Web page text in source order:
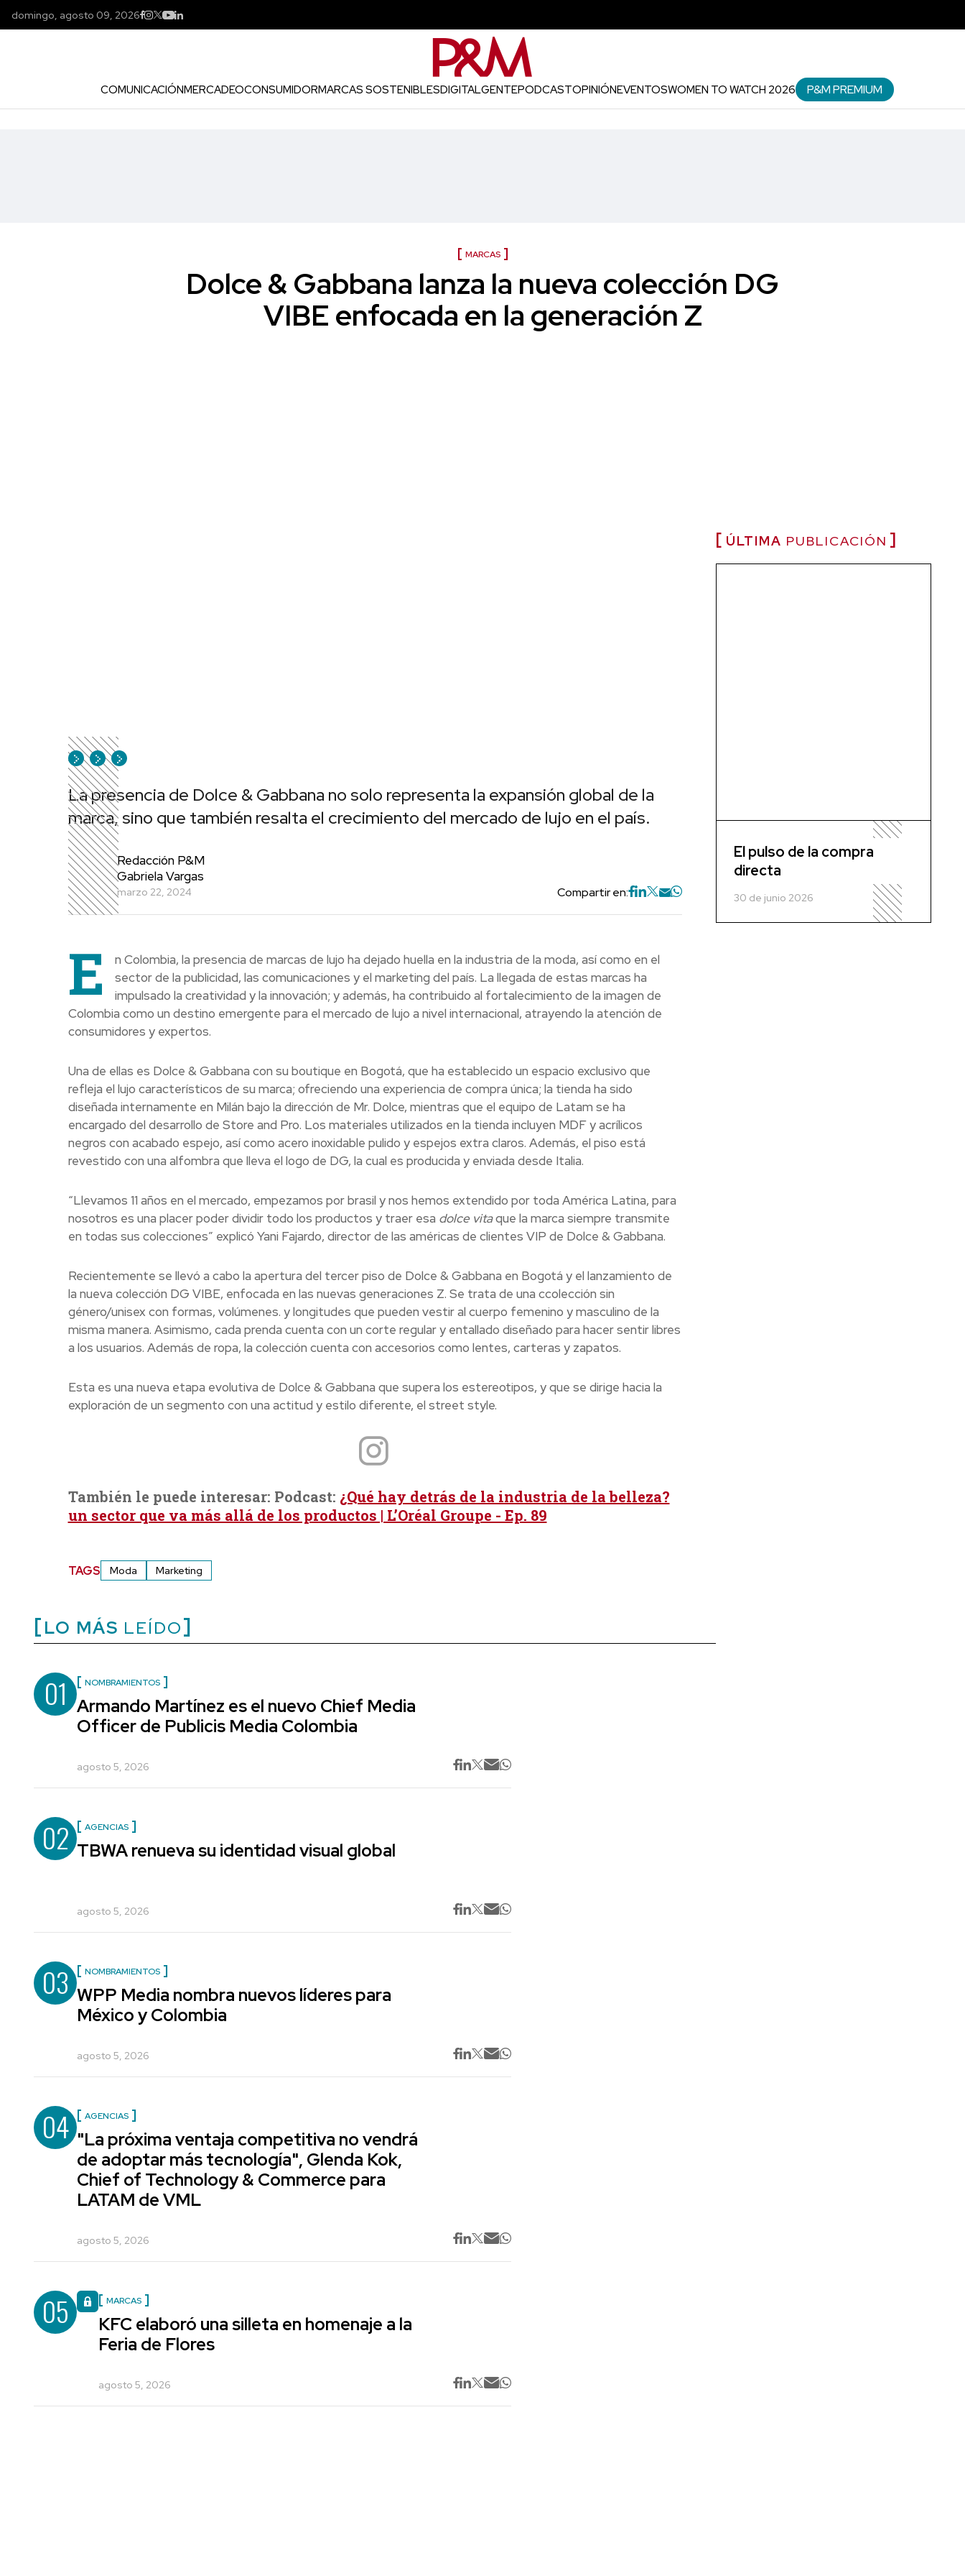
domingo, agosto 09, 2026
COMUNICACIÓNMERCADEOCONSUMIDORMARCAS SOSTENIBLESDIGITALGENTEPODCASTOPINIÓNEVENTOSWOMEN TO WATCH 2026 P&M PREMIUM
MARCAS
Dolce & Gabbana lanza la nueva colección DG
VIBE enfocada en la generación Z
La presencia de Dolce & Gabbana no solo representa la expansión global de la
marca, sino que también resalta el crecimiento del mercado de lujo en el país.
Redacción P&M
Gabriela Vargas
marzo 22, 2024 Compartir en:
E
n Colombia, la presencia de marcas de lujo ha dejado huella en la industria de la moda, así como en el
sector de la publicidad, las comunicaciones y el marketing del país. La llegada de estas marcas ha
impulsado la creatividad y la innovación; y además, ha contribuido al fortalecimiento de la imagen de
Colombia como un destino emergente para el mercado de lujo a nivel internacional, atrayendo la atención de
consumidores y expertos.
Una de ellas es Dolce & Gabbana con su boutique en Bogotá, que ha establecido un espacio exclusivo que
refleja el lujo característicos de su marca; ofreciendo una experiencia de compra única; la tienda ha sido
diseñada internamente en Milán bajo la dirección de Mr. Dolce, mientras que el equipo de Latam se ha
encargado del desarrollo de Store and Pro. Los materiales utilizados en la tienda incluyen MDF y acrílicos
negros con acabado espejo, así como acero inoxidable pulido y espejos extra claros. Además, el piso está
revestido con una alfombra que lleva el logo de DG, la cual es producida y enviada desde Italia.
“Llevamos 11 años en el mercado, empezamos por brasil y nos hemos extendido por toda América Latina, para
nosotros es una placer poder dividir todo los productos y traer esa dolce vitaque la marca siempre transmite
en todas sus colecciones” explicó Yani Fajardo, director de las américas de clientes VIP de Dolce & Gabbana.
Recientemente se llevó a cabo la apertura del tercer piso de Dolce & Gabbana en Bogotá y el lanzamiento de
la nueva colección DG VIBE, enfocada en las nuevas generaciones Z. Se trata de una ccolección sin
género/unisex con formas, volúmenes. y longitudes que pueden vestir al cuerpo femenino y masculino de la
misma manera. Asimismo, cada prenda cuenta con un corte regular y entallado diseñado para hacer sentir libres
a los usuarios. Además de ropa, la colección cuenta con accesorios como lentes, carteras y zapatos.
Esta es una nueva etapa evolutiva de Dolce & Gabbana que supera los estereotipos, y que se dirige hacia la
exploración de un segmento con una actitud y estilo diferente, el street style.
También le puede interesar: Podcast: ¿Qué hay detrás de la industria de la belleza?
un sector que va más allá de los productos | L’Oréal Groupe - Ep. 89
TAGS Moda Marketing
LO MÁS LEÍDO
01 NOMBRAMIENTOS
Armando Martínez es el nuevo Chief Media
Officer de Publicis Media Colombia
agosto 5, 2026
02 AGENCIAS
TBWA renueva su identidad visual global
agosto 5, 2026
03 NOMBRAMIENTOS
WPP Media nombra nuevos líderes para
México y Colombia
agosto 5, 2026
04 AGENCIAS
"La próxima ventaja competitiva no vendrá
de adoptar más tecnología", Glenda Kok,
Chief of Technology & Commerce para
LATAM de VML
agosto 5, 2026
05 MARCAS
KFC elaboró una silleta en homenaje a la
Feria de Flores
agosto 5, 2026
ÚLTIMA PUBLICACIÓN
El pulso de la compra
directa
30 de junio 2026